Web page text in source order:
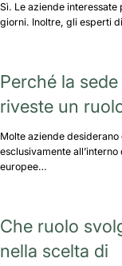
Sì. Le aziende
giorni. Inoltre, gli esperti
Perché la
riveste un
Molte aziende
esclusivamente
europee…
Che ruolo
nella scelta di